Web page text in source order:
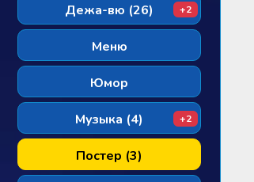
Дежа-вю (26) +2
Меню
Юмор
Музыка (4) +2
Постер (3)